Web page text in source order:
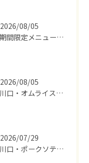
2026/08/05
★期間限定メニューのご案内★
2026/08/05
【川口・オムライス】ランチ・ディナーにおススメの週替わりメニ...
2026/07/29
【川口・ポークソテー】ランチ・ディナーにおススメの週替わりメ...